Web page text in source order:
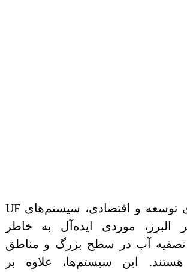
با تکنولوژی توسعه و اقتصادی، سیستم‌های UF
البرز، موردی ایده‌آل به خاطر
تصفیه آب در سطح بزرگ و مناطق
هستند. این سیستم‌ها، علاوه بر